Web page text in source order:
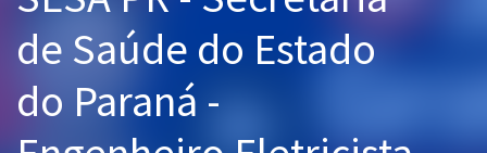
Graduação
de Saúde do Estado
do Paraná -